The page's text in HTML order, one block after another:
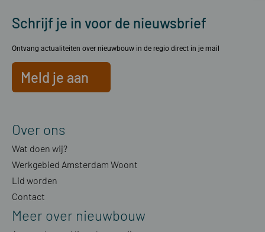
Schrijf je in voor de nieuwsbrief
Ontvang actualiteiten over nieuwbouw in de regio direct in je mail
Meld je aan
Over ons
Wat doen wij?
Werkgebied Amsterdam Woont
Lid worden
Contact
Meer over nieuwbouw